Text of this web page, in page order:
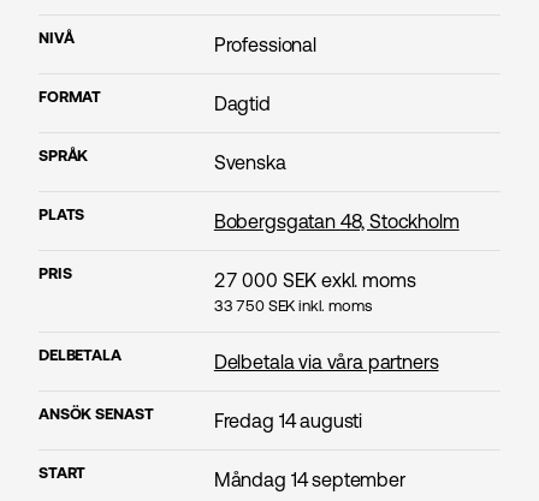
NIVÅ Professional
FORMAT Dagtid
SPRÅK Svenska
PLATS Bobergsgatan 48, Stockholm
PRIS 27 000 SEK exkl. moms
33 750SEK inkl. moms
DELBETALA Delbetala via våra partners
ANSÖK SENAST Fredag 14 augusti
START Måndag 14 september